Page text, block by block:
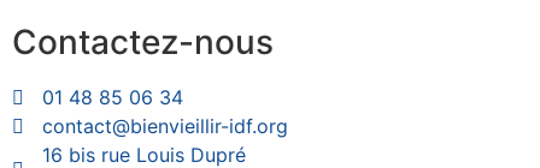
Contactez-nous
01 48 85 06 34
contact@bienvieillir-idf.org
16 bis rue Louis Dupré